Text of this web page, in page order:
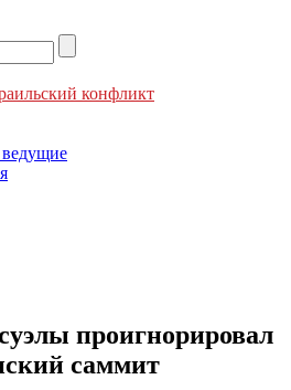
конфликт
проигнорировал
саммит